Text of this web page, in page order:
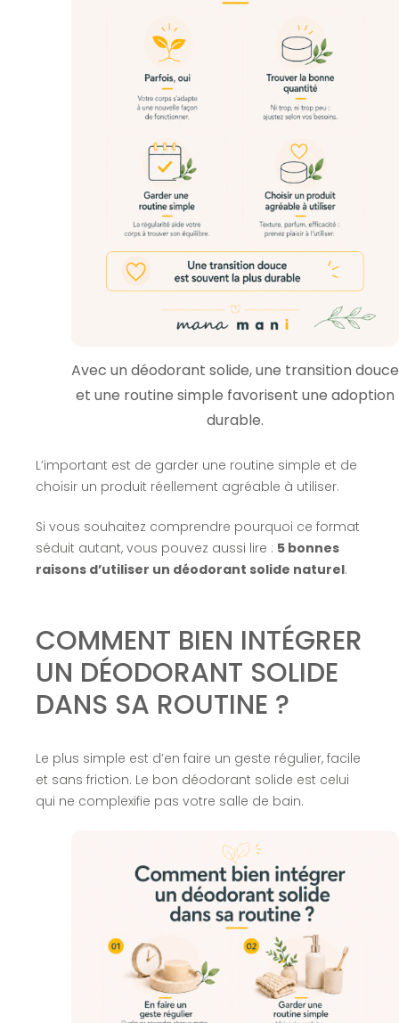
Avec un déodorant solide, une transition douce
et une routine simple favorisent une adoption
durable.
L’important est de garder une routine simple et de
choisir un produit réellement agréable à utiliser.
Si vous souhaitez comprendre pourquoi ce format
séduit autant, vous pouvez aussi lire : 5 bonnes
raisons d’utiliser un déodorant solide naturel.
COMMENT BIEN INTÉGRER
UN DÉODORANT SOLIDE
DANS SA ROUTINE ?
Le plus simple est d’en faire un geste régulier, facile
et sans friction. Le bon déodorant solide est celui
qui ne complexifie pas votre salle de bain.